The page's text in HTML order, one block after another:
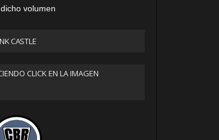
volumen
CASTLE
CLICK EN LA IMAGEN